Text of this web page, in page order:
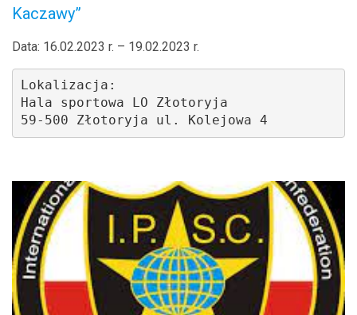
Kaczawy”
Data: 16.02.2023 r. – 19.02.2023 r.
Lokalizacja:
Hala sportowa LO Złotoryja
59-500 Złotoryja ul. Kolejowa 4